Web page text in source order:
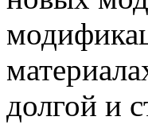
долгой и